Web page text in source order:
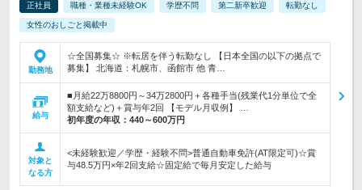
正社員 職種・業種未経験OK 学歴不問 第二新卒歓迎 転勤なし
女性のおしごと掲載中
勤務地
☆全国募集☆ ※転居を伴う転勤なし 【日本全国の以下の拠点で
募集】 北海道：札幌市、函館市 他 青…
給与
■月給22万8800円～34万2800円＋各種手当(残業代1分単位で全
額支給など)＋賞与年2回 【モデル月収例】 …
初年度の年収： 440～600万円
対象と
なる方
<未経験歓迎／学歴・経験不問>普通自動車免許(AT限定可)☆賞
与48.5万円×年2回支給☆固定給で毎月安定した給与